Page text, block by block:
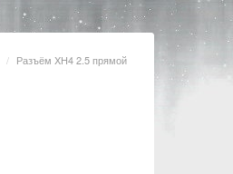
Разъём XH4 2.5 прямой